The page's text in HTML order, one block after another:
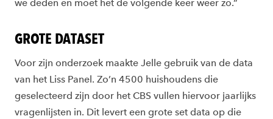
we deden en moet het de volgende keer weer zo.”
GROTE DATASET
Voor zijn onderzoek maakte Jelle gebruik van de data
van het Liss Panel. Zo’n 4500 huishoudens die
geselecteerd zijn door het CBS vullen hiervoor jaarlijks
vragenlijsten in. Dit levert een grote set data op die